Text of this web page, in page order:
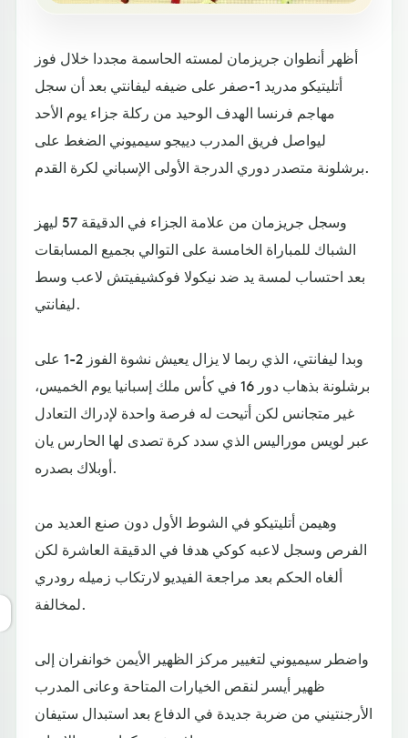
أظهر أنطوان جريزمان لمسته الحاسمة مجددا خلال فوز
أتليتيكو مدريد 1-صفر على ضيفه ليفانتي بعد أن سجل
مهاجم فرنسا الهدف الوحيد من ركلة جزاء يوم الأحد
ليواصل فريق المدرب دييجو سيميوني الضغط على
برشلونة متصدر دوري الدرجة الأولى الإسباني لكرة القدم.
وسجل جريزمان من علامة الجزاء في الدقيقة 57 ليهز
الشباك للمباراة الخامسة على التوالي بجميع المسابقات
بعد احتساب لمسة يد ضد نيكولا فوكشيفيتش لاعب وسط
ليفانتي.
وبدا ليفانتي، الذي ربما لا يزال يعيش نشوة الفوز 2-1 على
برشلونة بذهاب دور 16 في كأس ملك إسبانيا يوم الخميس،
غير متجانس لكن أتيحت له فرصة واحدة لإدراك التعادل
عبر لويس موراليس الذي سدد كرة تصدى لها الحارس يان
أوبلاك بصدره.
وهيمن أتليتيكو في الشوط الأول دون صنع العديد من
الفرص وسجل لاعبه كوكي هدفا في الدقيقة العاشرة لكن
ألغاه الحكم بعد مراجعة الفيديو لارتكاب زميله رودري
لمخالفة.
واضطر سيميوني لتغيير مركز الظهير الأيمن خوانفران إلى
ظهير أيسر لنقص الخيارات المتاحة وعانى المدرب
الأرجنتيني من ضربة جديدة في الدفاع بعد استبدال ستيفان